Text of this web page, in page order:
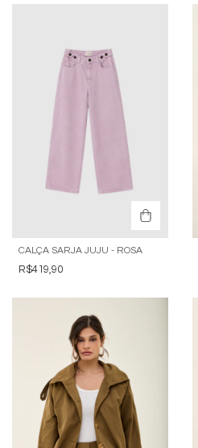
CALÇA SARJA JUJU - ROSA
R$419,90